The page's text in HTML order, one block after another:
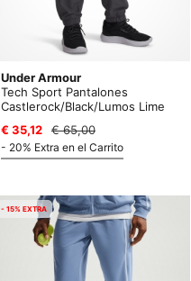
Under Armour
Tech Sport Pantalones
Castlerock/Black/Lumos Lime
€ 35,12
€ 65,00
- 20% Extra en el Carrito
- 15% EXTRA